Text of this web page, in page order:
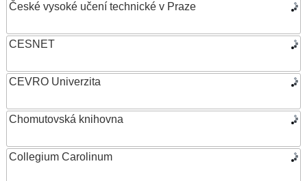
České vysoké učení technické v Praze
CESNET
CEVRO Univerzita
Chomutovská knihovna
Collegium Carolinum